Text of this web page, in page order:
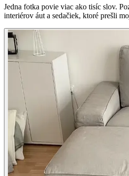
Jedna fotka povie viac ako tisíc slov.
interiérov áut a sedačiek, ktoré prešli